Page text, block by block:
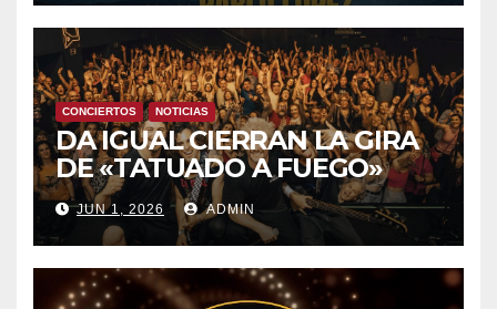
CONCIERTOS NOTICIAS
DA IGUAL CIERRAN LA GIRA
DE «TATUADO A FUEGO»
CON UN LLENO EN LA SALA
DEL MOVISTAR ARENA DE
MADRID
JUN 1, 2026 ADMIN